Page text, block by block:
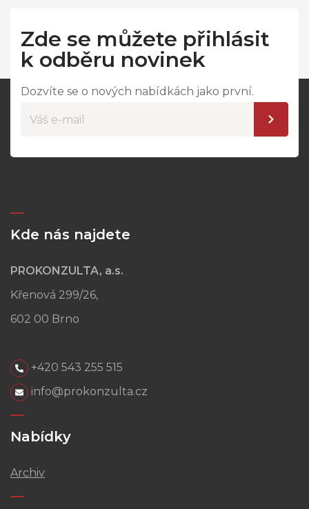
Zde se můžete přihlásit
k odběru novinek
Dozvíte se o nových nabídkách jako první.
Kde nás najdete
PROKONZULTA, a.s.
Křenová 299/26,
602 00 Brno
+420 543 255 515
info@prokonzulta.cz
Nabídky
Archiv